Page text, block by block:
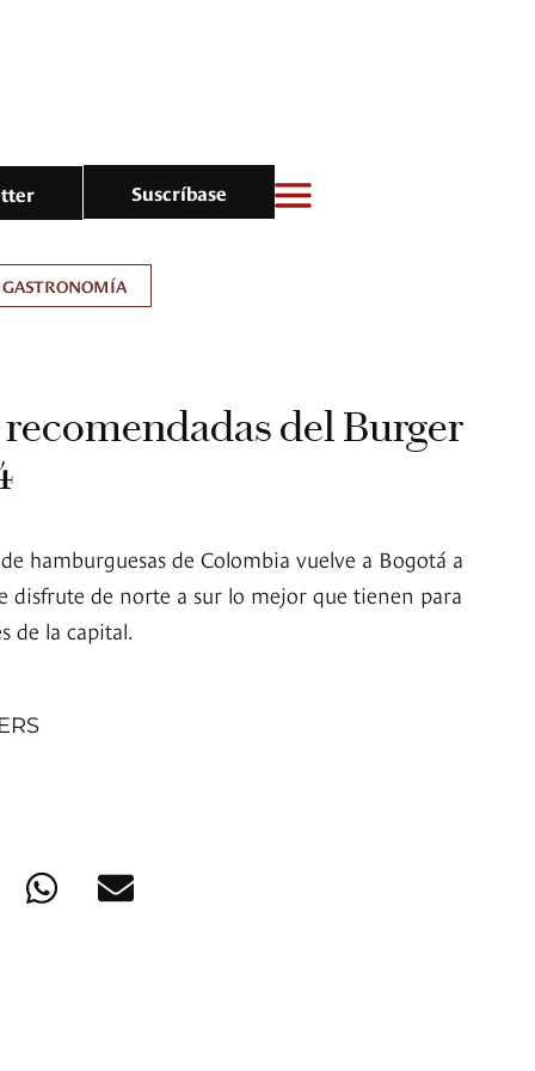
Suscríbase
GASTRONOMÍA
del Burger
hamburguesas de Colombia vuelve a Bogotá a
disfrute de norte a sur lo mejor que tienen para
de la capital.